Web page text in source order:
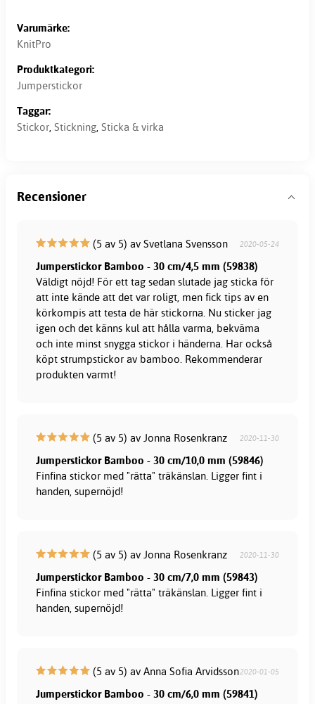
Varumärke:
KnitPro
Produktkategori:
Jumperstickor
Taggar:
Stickor, Stickning, Sticka & virka
Recensioner
(5 av 5) av Svetlana Svensson 2020-05-24
Jumperstickor Bamboo - 30 cm/4,5 mm (59838)
Väldigt nöjd! För ett tag sedan slutade jag sticka för
att inte kände att det var roligt, men fick tips av en
körkompis att testa de här stickorna. Nu sticker jag
igen och det känns kul att hålla varma, bekväma
och inte minst snygga stickor i händerna. Har också
köpt strumpstickor av bamboo. Rekommenderar
produkten varmt!
(5 av 5) av Jonna Rosenkranz 2020-11-30
Jumperstickor Bamboo - 30 cm/10,0 mm (59846)
Finfina stickor med "rätta" träkänslan. Ligger fint i
handen, supernöjd!
(5 av 5) av Jonna Rosenkranz 2020-11-30
Jumperstickor Bamboo - 30 cm/7,0 mm (59843)
Finfina stickor med "rätta" träkänslan. Ligger fint i
handen, supernöjd!
(5 av 5) av Anna Sofia Arvidsson2020-01-05
Jumperstickor Bamboo - 30 cm/6,0 mm (59841)